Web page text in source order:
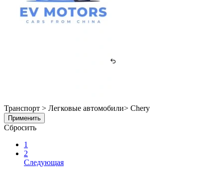
Транспорт > Легковые автомобили> Chery
Применить
Сбросить
1
2
Следующая